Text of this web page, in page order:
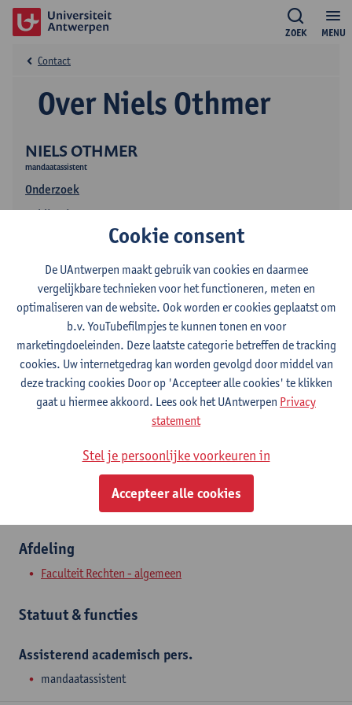
MENU
ZOEK
NIELS OTHMER
mandaatassistent
Onderzoek
Publicaties
Over Niels Othmer
Contact
Contact
Stadscampus
Venusstraat 23
2000 Antwerpen, BEL
Afdeling
Faculteit Rechten - algemeen
Statuut & functies
Assisterend academisch pers.
mandaatassistent
Cookie consent
De UAntwerpen maakt gebruik van cookies en daarmee
vergelijkbare technieken voor het functioneren, meten en
optimaliseren van de website. Ook worden er cookies geplaatst om
b.v. YouTubefilmpjes te kunnen tonen en voor
marketingdoeleinden. Deze laatste categorie betreffen de tracking
cookies. Uw internetgedrag kan worden gevolgd door middel van
deze tracking cookies Door op 'Accepteer alle cookies' te klikken
gaat u hiermee akkoord. Lees ook het UAntwerpen Privacy
statement
Stel je persoonlijke voorkeuren in
Accepteer alle cookies